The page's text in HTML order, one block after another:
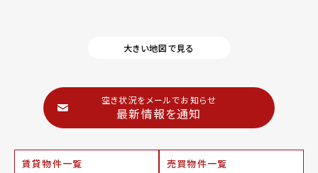
大きい地図で見る
空き状況をメールでお知らせ
最新情報を通知
賃貸物件一覧 売買物件一覧